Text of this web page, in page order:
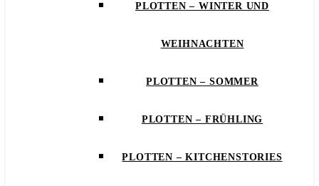
PLOTTEN – WINTER UND
WEIHNACHTEN
PLOTTEN – SOMMER
PLOTTEN – FRÜHLING
PLOTTEN – KITCHENSTORIES